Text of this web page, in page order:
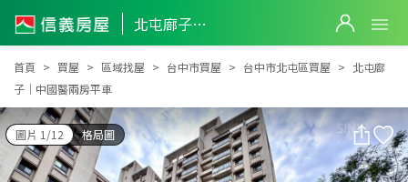
北屯廍子｜中國醫兩房平車
北屯廍子｜中國醫兩房平車
首頁 買屋 區域找屋 台中市買屋 台中市北屯區買屋
北屯廍
子｜中國醫兩房平車
圖片 1/12 格局圖